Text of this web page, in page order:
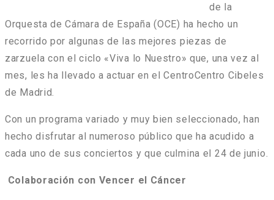
de la
Orquesta de Cámara de España (OCE) ha hecho un
recorrido por algunas de las mejores piezas de
zarzuela con el ciclo «Viva lo Nuestro» que, una vez al
mes, les ha llevado a actuar en el CentroCentro Cibeles
de Madrid.
Con un programa variado y muy bien seleccionado, han
hecho disfrutar al numeroso público que ha acudido a
cada uno de sus conciertos y que culmina el 24 de junio.
Colaboración con Vencer el Cáncer